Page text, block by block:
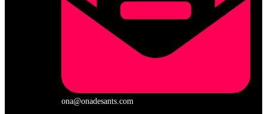
ona@onadesants.com